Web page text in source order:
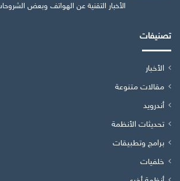
الأخبار التقنية عن الهواتف وبعض
تصنيفات
الأخبار
مقالات متنوعة
أندرويد
تحديثات الأنظمة
برامج وتطبيقات
خلفيات